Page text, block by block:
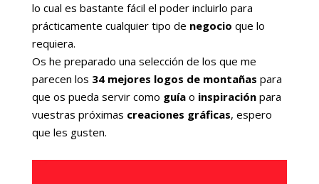
lo cual es bastante fácil el poder incluirlo para
prácticamente cualquier tipo de negocio que lo
requiera.
Os he preparado una selección de los que me
parecen los 34 mejores logos de montañas para
que os pueda servir como guíao inspiraciónpara
vuestras próximas creaciones gráficas, espero
que les gusten.